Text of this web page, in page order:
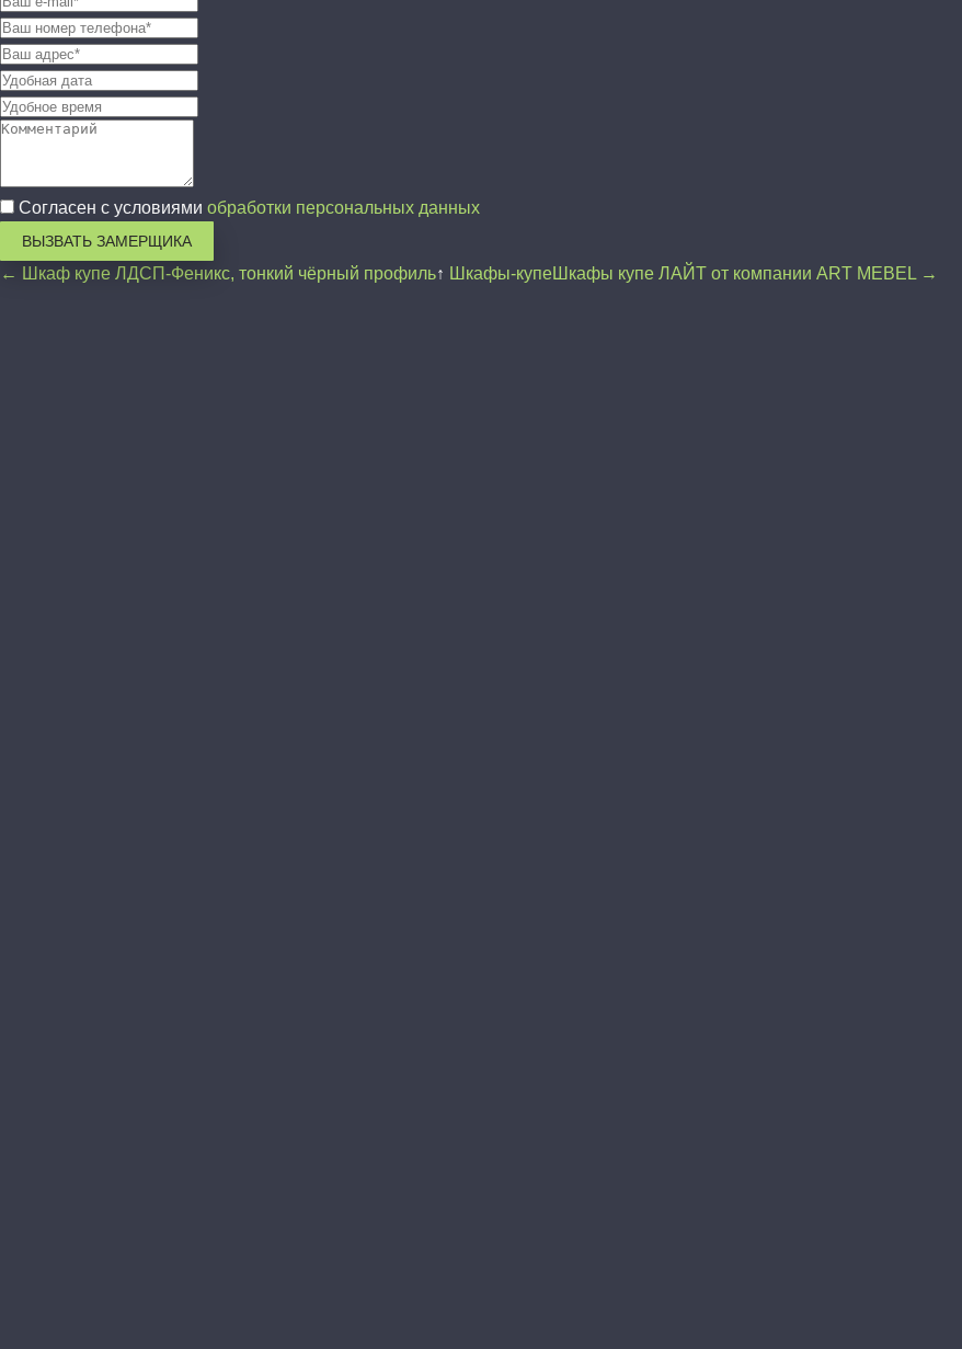
Согласен с условиями обработки персональных данных
ВЫЗВАТЬ ЗАМЕРЩИКА
← Шкаф купе ЛДСП-Феникс, тонкий чёрный профиль↑ Шкафы-купеШкафы купе ЛАЙТ от компании ART MEBEL →